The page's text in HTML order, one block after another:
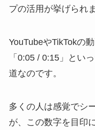
プの活用が挙げられま
YouTubeやTikTokの
「0:05 / 0:15」とい
道なのです。
多くの人は感覚でシ
が、この数字を目印